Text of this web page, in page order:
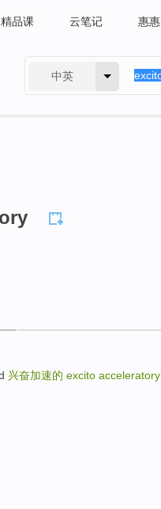
品课 云笔记 惠惠
中英
兴奋加速的 excito acceleratory